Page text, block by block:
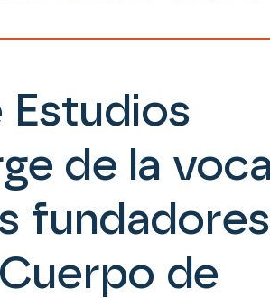
Estudios
de la
de